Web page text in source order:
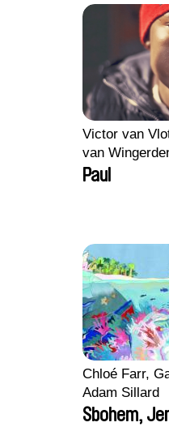
Victor van
van
Paul
Chloé Farr,
Adam Sillard
Sbohem,